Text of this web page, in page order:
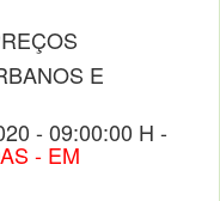
E
- 09:00:00 H -
- EM